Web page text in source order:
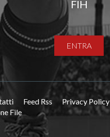
FIH
ENTRA
Feed Rss Privacy Policy
File